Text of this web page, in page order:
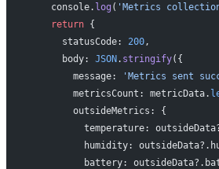
    console.
log ( 'Metrics
    return
{
      statusCode:
200,
      body:
JSON. stringify({
        message:
'Metrics sent
        metricsCount: metricData.
        outsideMetrics: {
temperature:
humidity:
battery: